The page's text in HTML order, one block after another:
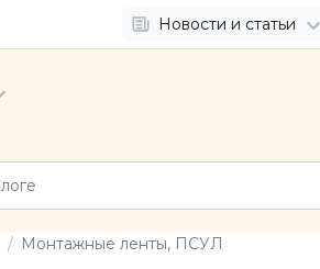
Новости и статьи
Монтажные ленты, ПСУЛ